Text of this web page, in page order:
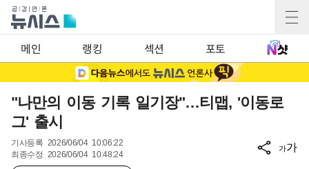
메인 랭킹 섹션 포토
"나만의 이동 기록 일기장"…티맵, '이동로
그' 출시
기사등록 2026/06/04 10:06:22
최종수정 2026/06/04 10:48:24
가가